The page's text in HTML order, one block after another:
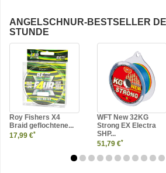
ANGELSCHNUR-BESTSELLER
STUNDE
Roy Fishers X4
Braid geflochtene...
17,99 €*
WFT New 32KG
Strong EX Electra
SHP...
51,79 €*